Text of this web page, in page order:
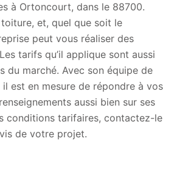
à Ortoncourt, dans le 88700.
et, quel que soit le
peut vous réaliser des
tarifs qu’il applique sont aussi
du marché. Avec son équipe de
est en mesure de répondre à vos
aussi bien sur ses
conditions tarifaires, contactez-le
de votre projet.